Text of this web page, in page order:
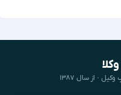
· از سال ۱۳۸۷